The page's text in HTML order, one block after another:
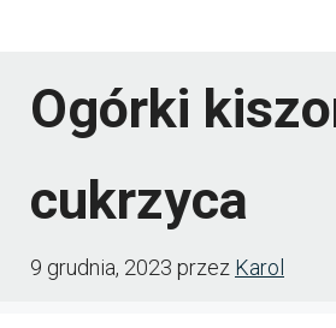
Ogórki
cukrzyca
9 grudnia, 2023 przez Karol